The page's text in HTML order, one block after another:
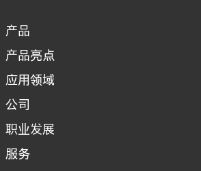
产品
产品亮点
应用领域
公司
职业发展
服务